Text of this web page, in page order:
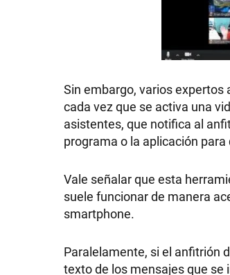
Sin embargo, varios expertos
cada vez que se activa una
asistentes, que notifica al
programa o la aplicación
Vale señalar que esta
suele funcionar de manera
smartphone.
Paralelamente, si el anfitrión
texto de los mensajes que se